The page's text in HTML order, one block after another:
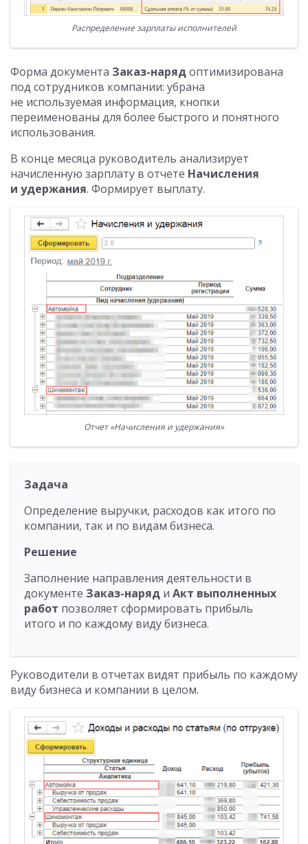
Распределение зарплаты исполнителей
Форма документа Заказ-нарядоптимизирована
под сотрудников компании: убрана
не используемая информация, кнопки
переименованы для более быстрого и понятного
использования.
В конце месяца руководитель анализирует
начисленную зарплату в отчете Начисления
и удержания. Формирует выплату.
Отчет «Начисления и удержания»
Задача
Определение выручки, расходов как итого по
компании, так и по видам бизнеса.
Решение
Заполнение направления деятельности в
документе Заказ-наряд и Акт выполненных
работ позволяет сформировать прибыль
итого и по каждому виду бизнеса.
Руководители в отчетах видят прибыль по каждому
виду бизнеса и компании в целом.